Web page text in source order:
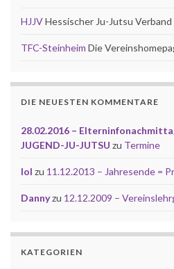
HJJVHessischer Ju-Jutsu Verband
TFC-Steinheim Die
DIE NEUESTEN KOMMENTARE
28.02.2016 –
JUGEND-JU-JUTSU zu Termine
lol zu 11.12.2013 – Jahresende =
Dannyzu 12.12.2009 –
KATEGORIEN